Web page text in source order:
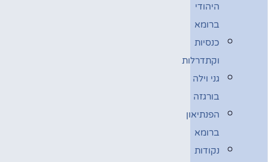
היהודי
ברומא
כנסיות
וקתדרלות
גני וילה
בורגזה
הפנתיאון
ברומא
נקודות